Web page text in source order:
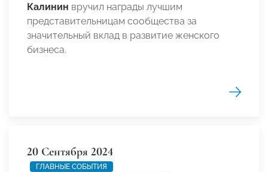
Калинин вручил награды лучшим
представительницам сообщества за
значительный вклад в развитие женского
бизнеса.
20 Сентября 2024
ГЛАВНЫЕ СОБЫТИЯ